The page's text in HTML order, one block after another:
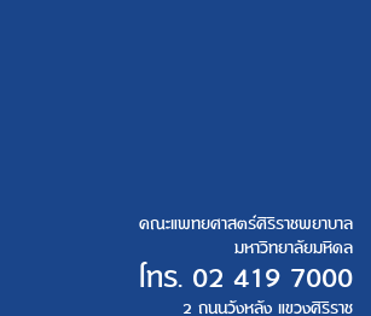
คณะแพทยศาสตร์ศิริราชพยาบาล
มหาวิทยาลัยมหิดล
โทร. 02 419 7000
2 ถนนวังหลัง แขวงศิริราช